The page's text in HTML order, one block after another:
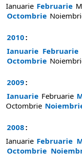
Ianuarie Februarie
Octombrie
2010 :
Ianuarie Februarie
Octombrie
2009 :
Ianuarie Februarie
Octombrie
2008 :
Ianuarie Februarie
Octombrie